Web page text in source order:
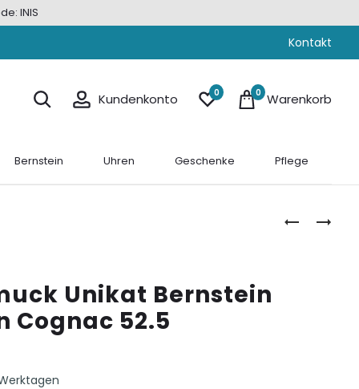
INIS
Kontakt
Kundenkonto 0 0 Warenkorb
Bernstein Uhren Geschenke Pflege
USEDOM
Unikat Bernstein
Cognac 52.5